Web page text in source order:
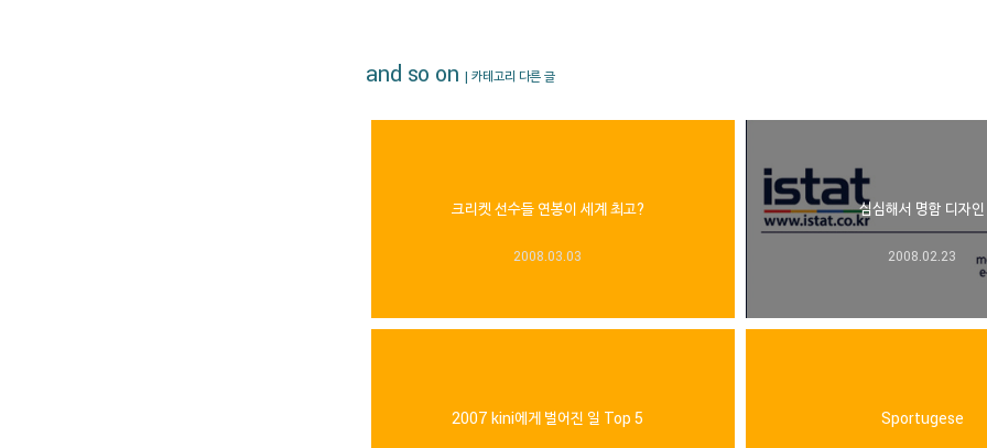
and so on | 카테고리 다른 글
크리켓 선수들 연봉이 세계 최고?
2008.03.03
심심해서 명함 디자인
2008.02.23
2007 kini에게 벌어진 일 Top 5 Sportugese